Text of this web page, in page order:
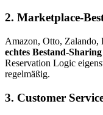
2. Marketplace-
Amazon, Otto, Zalando,
echtes Bestand-Sharing
Reservation Logic
regelmäßig.
3. Customer